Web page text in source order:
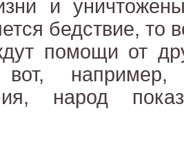
и
бедствие, то
помощи от
народ